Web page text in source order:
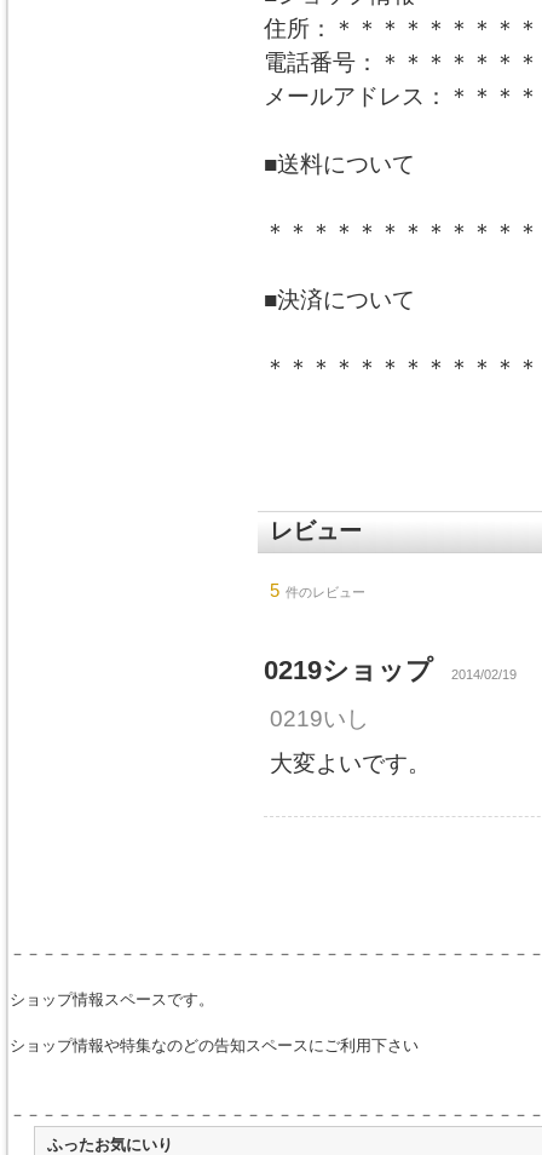
住所：＊＊＊＊＊＊＊＊
電話番号：＊＊＊＊＊＊
メールアドレス：＊＊＊
■送料について
＊＊＊＊＊＊＊＊＊＊＊
■決済について
＊＊＊＊＊＊＊＊＊＊＊
レビュー
5 件のレビュー
0219ショップ 2014/02/19
0219いし
大変よいです。
－－－－－－－－－－－－－－－－－－－－－－－－－－－－－－－－－
ショップ情報スペースです。
ショップ情報や特集なのどの告知スペースにご利用下さい
－－－－－－－－－－－－－－－－－－－－－－－－－－－－－－－－－
ふったお気にいり